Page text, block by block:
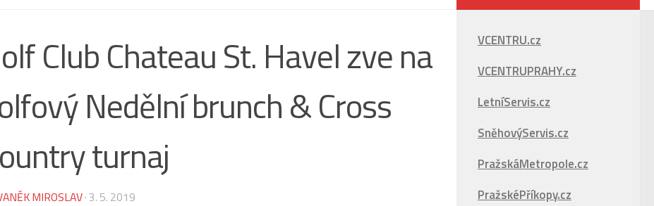
Club Chateau St. Havel zve na
Nedělní brunch & Cross
turnaj
MIROSLAV·3. 5. 2019
VCENTRU.cz
VCENTRUPRAHY.cz
LetníServis.cz
SněhovýServis.cz
PražskáMetropole.cz
PražskéPříkopy.cz